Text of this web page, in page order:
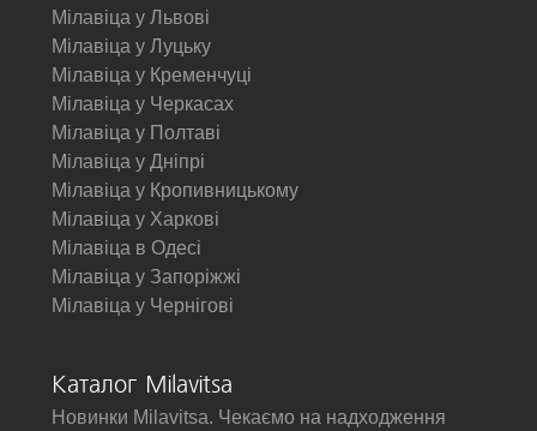
Мілавіца у Львові
Мілавіца у Луцьку
Мілавіца у Кременчуці
Мілавіца у Черкасах
Мілавіца у Полтаві
Мілавіца у Дніпрі
Мілавіца у Кропивницькому
Мілавіца у Харкові
Мілавіца в Одесі
Мілавіца у Запоріжжі
Мілавіца у Чернігові
Каталог Milavitsa
Новинки Milavitsa. Чекаємо на надходження